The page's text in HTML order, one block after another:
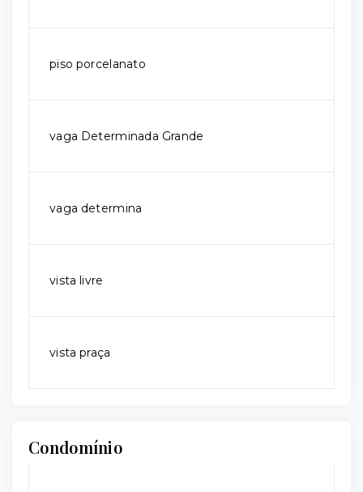
piso porcelanato
vaga Determinada Grande
vaga determina
vista livre
vista praça
Condomínio